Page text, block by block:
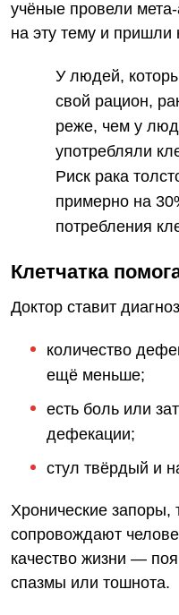
учёные провели
на эту тему и пришли
У людей,
свой рацион,
реже, чем у
употребляли
Риск рака
примерно на
потребления
Клетчатка
Доктор ставит
количество
ещё меньше;
есть боль или
дефекации;
стул твёрдый и
Хронические запоры,
сопровождают
качество жизни —
спазмы или тошнота.